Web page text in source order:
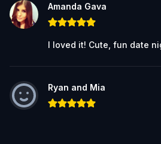
Amanda Gava
I loved it! Cute, fun date
Ryan and Mia